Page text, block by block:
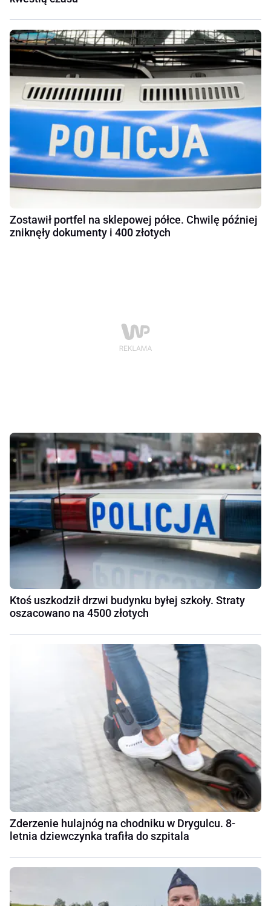
Zostawił portfel na sklepowej półce. Chwilę później
zniknęły dokumenty i 400 złotych
Ktoś uszkodził drzwi budynku byłej szkoły. Straty
oszacowano na 4500 złotych
Zderzenie hulajnóg na chodniku w Drygulcu. 8-
letnia dziewczynka trafiła do szpitala